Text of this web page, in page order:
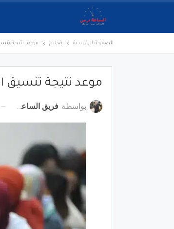
الصفحة الرئيسية تعليم موعد نتيجة تنسيق المرحلة
موعد نتيجة تنسيق المرحلة الثالثة
بواسطة فريق الساعة برس